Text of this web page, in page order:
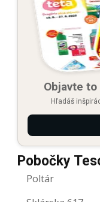
Objavte
Hľadáš
Pobočky
Poltár